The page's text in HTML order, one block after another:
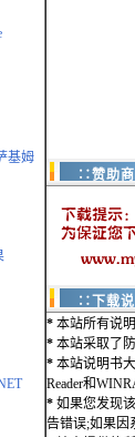
基姆
∷赞助
∷下载
* 本站所有说
* 本站采取了
* 本站说明书
Reader和
* 如果您发现
告错误;如果因